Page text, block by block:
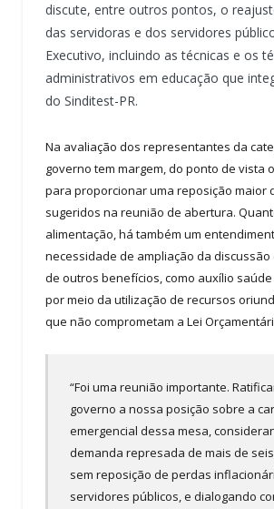
discute, entre outros pontos, o
das servidoras e dos servidores
Executivo, incluindo as técnicas e os
administrativos em educação que
do Sinditest-PR.
Na avaliação dos representantes da
governo tem margem, do ponto de vista
para proporcionar uma reposição maior
sugeridos na reunião de abertura.
alimentação, há também um
necessidade de ampliação da discussão
de outros benefícios, como auxílio
por meio da utilização de recursos
que não comprometam a Lei
“Foi uma reunião importante.
governo a nossa posição sobre a
emergencial dessa mesa,
demanda represada de mais de
sem reposição de perdas
servidores públicos, e dialogando